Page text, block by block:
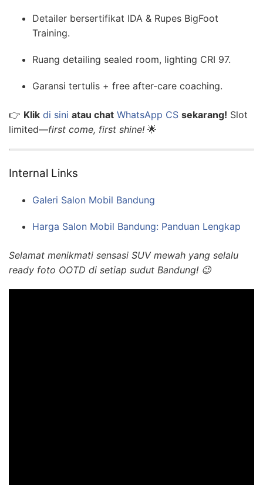
Detailer bersertifikat IDA & Rupes BigFoot
Training.
Ruang detailing sealed room, lighting CRI 97.
Garansi tertulis + free after-care coaching.
👉 Klik di sini atau chat WhatsApp CS sekarang! Slot
limited—first come, first shine! 🌟
Internal Links
Galeri Salon Mobil Bandung
Harga Salon Mobil Bandung: Panduan Lengkap
Selamat menikmati sensasi SUV mewah yang selalu
ready foto OOTD di setiap sudut Bandung! 😉